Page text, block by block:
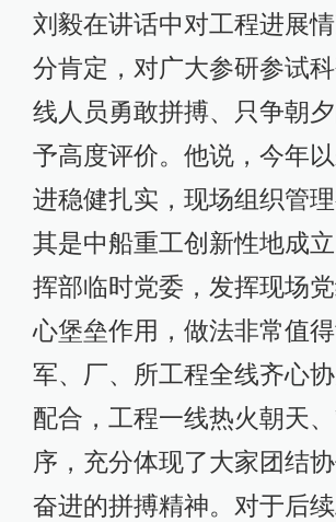
刘毅在讲话中对工程进展
分肯定，对广大参研参试
线人员勇敢拼搏、只争朝
予高度评价。他说，今年
进稳健扎实，现场组织管
其是中船重工创新性地成
挥部临时党委，发挥现场
心堡垒作用，做法非常值得
军、厂、所工程全线齐心
配合，工程一线热火朝天
序，充分体现了大家团结
奋进的拼搏精神。对于后